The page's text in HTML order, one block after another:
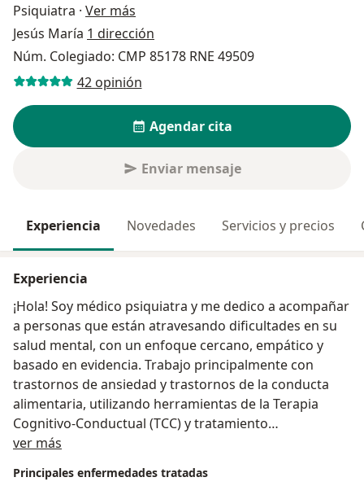
Psiquiatra · Ver más
Jesús María 1 dirección
Núm. Colegiado: CMP 85178 RNE 49509
42 opinión
Agendar cita
Enviar mensaje
Experiencia Novedades Servicios y precios
Experiencia
¡Hola! Soy médico psiquiatra y me dedico a acompañar
a personas que están atravesando dificultades en su
salud mental, con un enfoque cercano, empático y
basado en evidencia. Trabajo principalmente con
trastornos de ansiedad y trastornos de la conducta
alimentaria, utilizando herramientas de la Terapia
Cognitivo-Conductual (TCC) y tratamiento
psicofarmacológico cuando es necesario.
manejo integral de los trastornos de la conducta
ver más
Principales enfermedades tratadas